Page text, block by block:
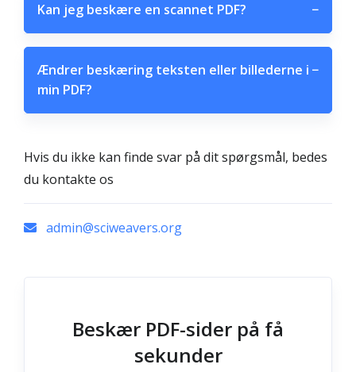
Kan jeg beskære en scannet PDF? −
Ændrer beskæring teksten eller billederne i
min PDF?
−
Hvis du ikke kan finde svar på dit spørgsmål, bedes
du kontakte os
admin@sciweavers.org
Beskær PDF-sider på få
sekunder